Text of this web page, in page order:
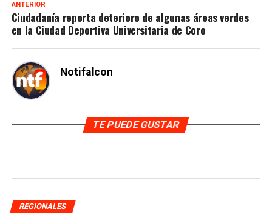
ANTERIOR
Ciudadanía reporta deterioro de algunas áreas verdes
en la Ciudad Deportiva Universitaria de Coro
Notifalcon
TE PUEDE GUSTAR
REGIONALES